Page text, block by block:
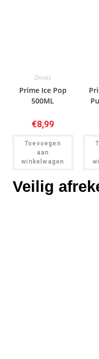
Drinks
Prime Ice Pop
500ML
€8,99
Toevoegen
aan
winkelwagen
Veilig